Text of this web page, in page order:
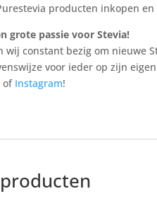
producten inkopen
grote passie voor Stevia!
wij constant bezig om nieuwe
voor ieder op zijn
of Instagram!